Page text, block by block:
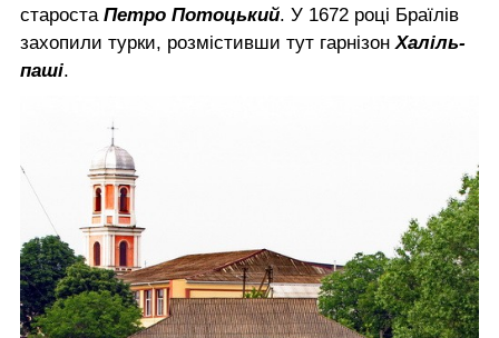
староста Петро Потоцький. У 1672 році Браїлів
захопили турки, розмістивши тут гарнізонХаліль-
паші.